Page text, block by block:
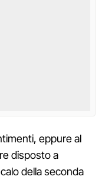
eppure al
disposto a
della seconda